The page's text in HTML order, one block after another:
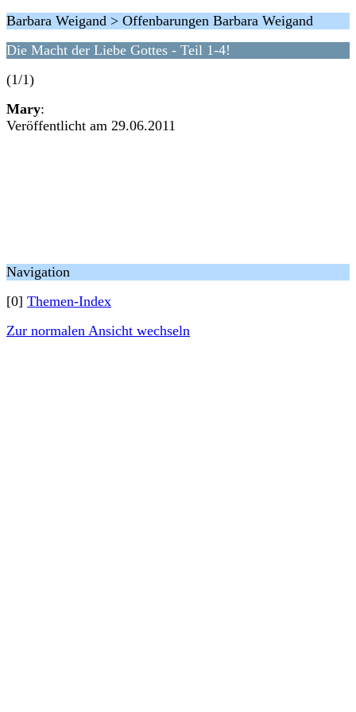
Barbara Weigand > Offenbarungen Barbara Weigand
Die Macht der Liebe Gottes - Teil 1-4!
(1/1)
Mary:
Veröffentlicht am 29.06.2011
Navigation
[0] Themen-Index
Zur normalen Ansicht wechseln